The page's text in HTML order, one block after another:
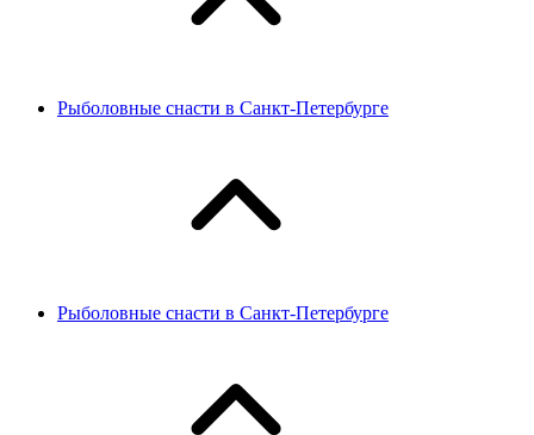
Рыболовные снасти в Санкт-Петербурге
Рыболовные снасти в Санкт-Петербурге